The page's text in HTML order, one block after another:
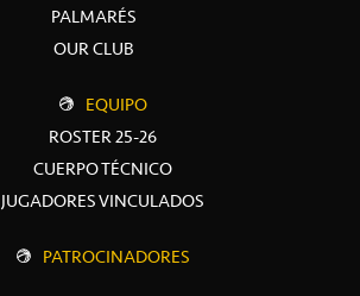
PALMARÉS
OUR CLUB
EQUIPO
ROSTER 25-26
CUERPO TÉCNICO
JUGADORES VINCULADOS
PATROCINADORES